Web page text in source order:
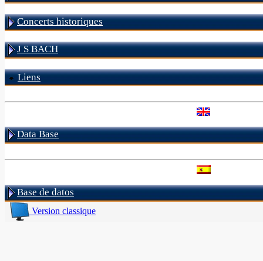
Concerts historiques
J S BACH
Liens
Data Base
Base de datos
Version classique